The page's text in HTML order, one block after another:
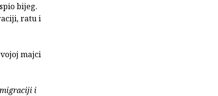
bijeg.
ratu i
majci
i